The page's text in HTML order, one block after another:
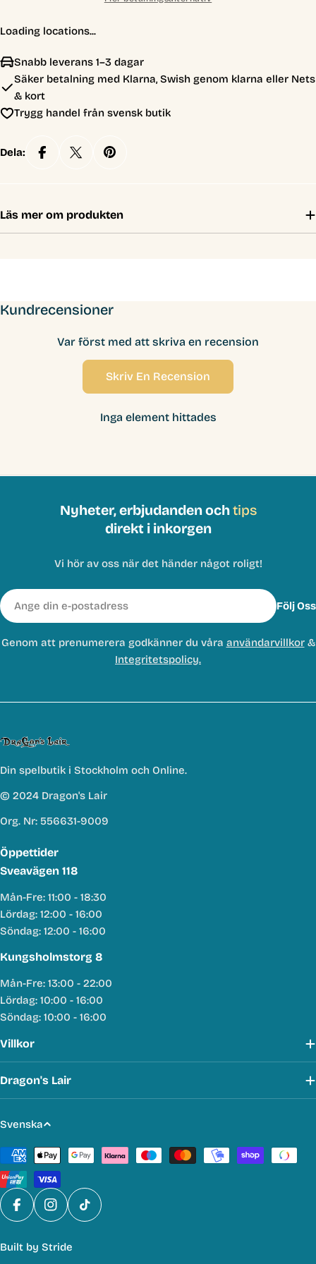
Loading locations...
Snabb leverans 1–3 dagar
Säker betalning med Klarna, Swish genom klarna eller Nets
& kort
Trygg handel från svensk butik
Dela:
Läs mer om produkten
Kundrecensioner
Var först med att skriva en recension
Skriv En Recension
Inga element hittades
Nyheter, erbjudanden ochtips
direkt i inkorgen
Vi hör av oss när det händer något roligt!
E-
post
Följ Oss
Genom att prenumerera godkänner du våra användarvillkor&
Integritetspolicy.
Din spelbutik i Stockholm och Online.
© 2024 Dragon's Lair
Org. Nr: 556631-9009
Öppettider
Sveavägen 118
Mån-Fre: 11:00 - 18:30
Lördag: 12:00 - 16:00
Söndag: 12:00 - 16:00
Kungsholmstorg 8
Mån-Fre: 13:00 - 22:00
Lördag: 10:00 - 16:00
Söndag: 10:00 - 16:00
Villkor
Dragon's Lair
S
p
r
å
k
Svenska
Betalmetoder
FacebookInstagram
TikTok
Built by Stride